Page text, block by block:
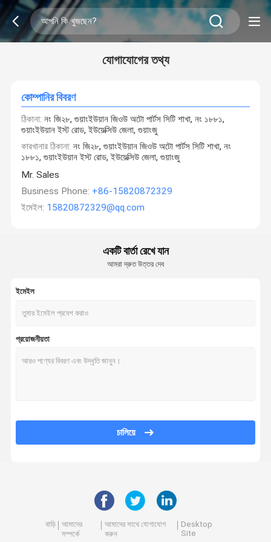
যোগাযোগের তথ্য
কোম্পানির বিবরণ
ঠিকানা: নং জি২৮, গুয়াংইউয়ান জিওউ অটো পার্টস সিটি শাখা, নং ১৮৮১,
গুয়াংইউয়ান ইস্ট রোড, ইউয়েক্সিউ জেলা, গুয়াংজু
কারখানার ঠিকানা: নং জি২৮, গুয়াংইউয়ান জিওউ অটো পার্টস সিটি শাখা, নং
১৮৮১, গুয়াংইউয়ান ইস্ট রোড, ইউয়েক্সিউ জেলা, গুয়াংজু
Mr. Sales
Business Phone: +86-15820872329
ইমেইল: 15820872329@qq.com
একটি বার্তা রেখে যান
আমরা দ্রুত উত্তর দেব
ইমেইল
প্রয়োজনীয়তা
চালিয়ে
বাড়ি
আমাদের
সম্পর্কে
আমাদের সাথে যোগাযোগ
করুন
Desktop
Site